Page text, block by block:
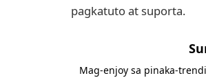
pagkatuto at suporta.
Mag-enjoy sa pinaka-